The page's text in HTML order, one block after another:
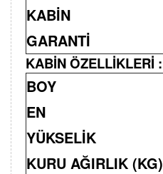
KABİN
GARANTİ
KABİN ÖZELLİKLERİ :
BOY
EN
YÜKSELİK
KURU AĞIRLIK (KG)